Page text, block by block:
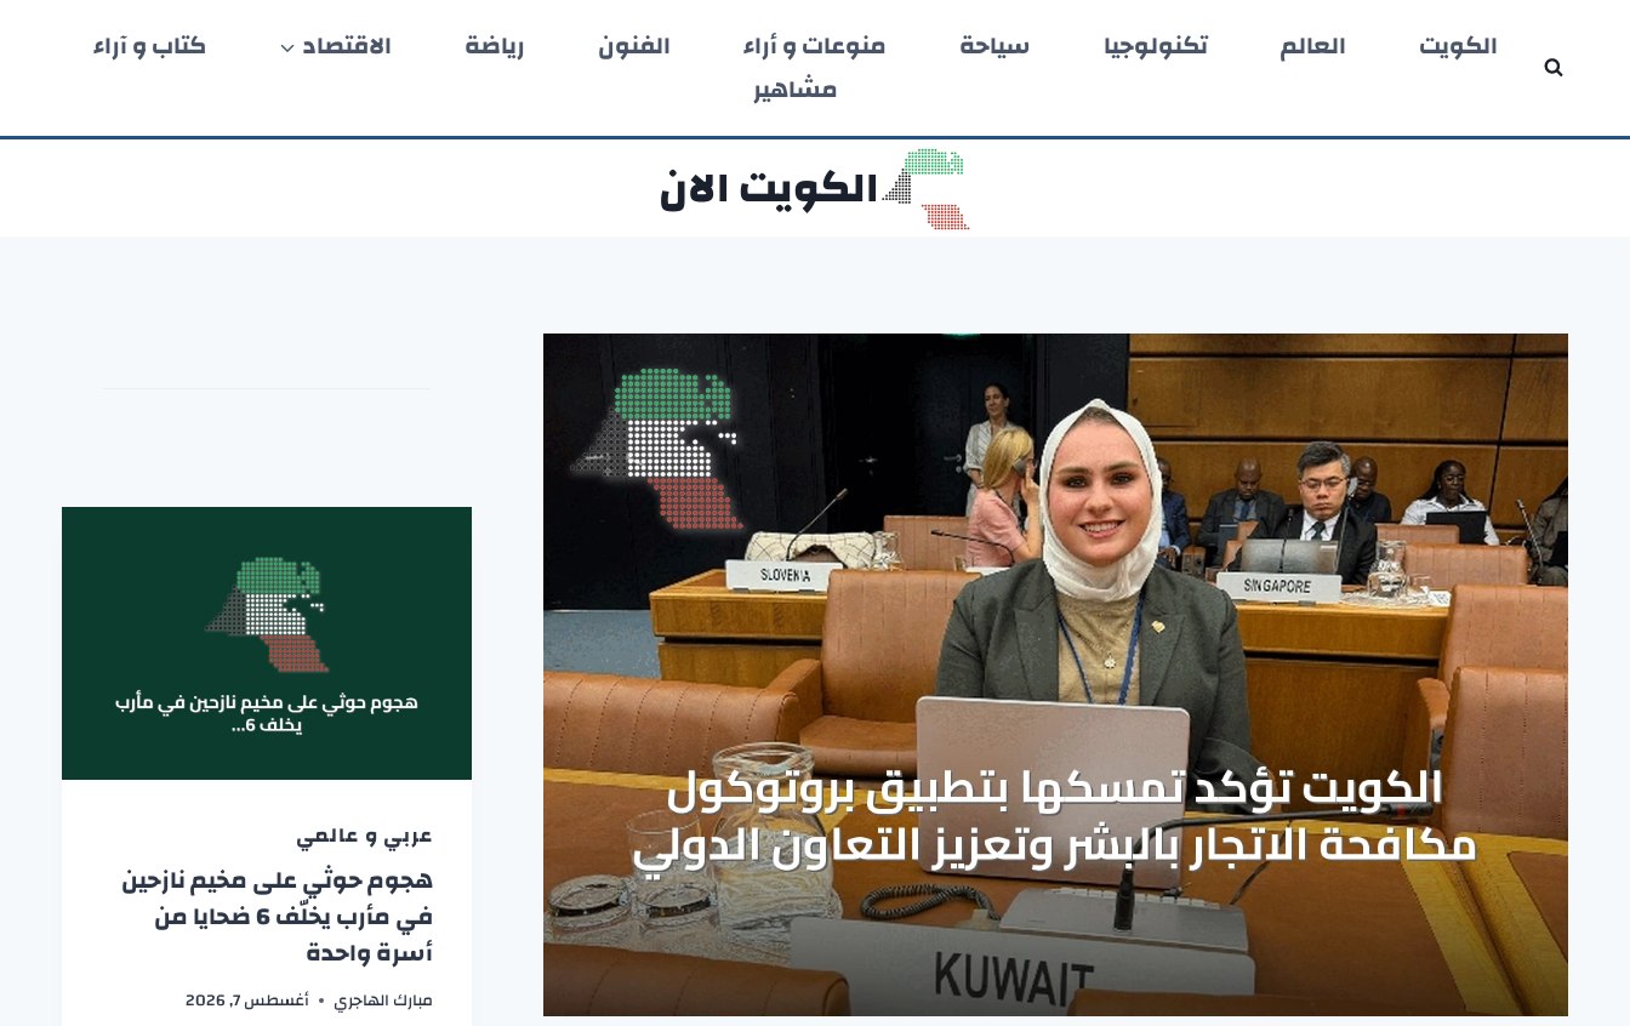
المحتوى
الكويت العالم تكنولوجيا سياحة منوعات و أراء الفنون رياضة الاقتصاد
كتاب و آراء
مشاهير
الكويت الان
عربي و عالمي
هجوم حوثي على مخيم نازحين
في مأرب يخلّف 6 ضحايا من
أسرة واحدة
مبارك الهاجري أغسطس 7, 2026